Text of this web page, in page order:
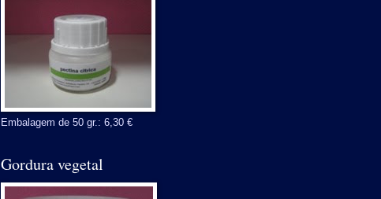
Embalagem de 50 gr.: 6,30 €
Gordura vegetal